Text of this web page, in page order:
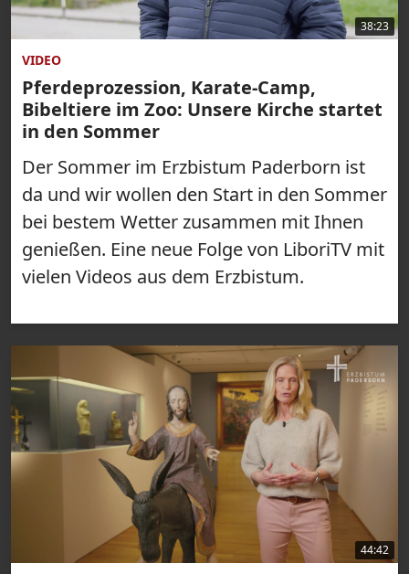
38:23
VIDEO
Pferdeprozession, Karate-Camp,
Bibeltiere im Zoo: Unsere Kirche startet
in den Sommer
Der Sommer im Erzbistum Paderborn ist
da und wir wollen den Start in den Sommer
bei bestem Wetter zusammen mit Ihnen
genießen. Eine neue Folge von LiboriTV mit
vielen Videos aus dem Erzbistum.
44:42